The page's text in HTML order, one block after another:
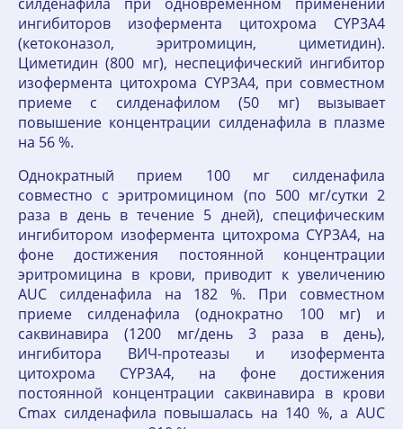
ингибиторов изофермента цитохрома CYP3A4
(кетоконазол, эритромицин, циметидин).
Циметидин (800 мг), неспецифический ингибитор
изофермента цитохрома CYP3A4, при совместном
приеме с силденафилом (50 мг) вызывает
повышение концентрации силденафила в плазме
на 56 %.
Однократный прием 100 мг силденафила
совместно с эритромицином (по 500 мг/сутки 2
раза в день в течение 5 дней), специфическим
ингибитором изофермента цитохрома CYP3A4, на
фоне достижения постоянной концентрации
эритромицина в крови, приводит к увеличению
AUC силденафила на 182 %. При совместном
приеме силденафила (однократно 100 мг) и
саквинавира (1200 мг/день 3 раза в день),
ингибитора ВИЧ-протеазы и изофермента
цитохрома CYP3A4, на фоне достижения
постоянной концентрации саквинавира в крови
Cmax силденафила повышалась на 140 %, a AUC